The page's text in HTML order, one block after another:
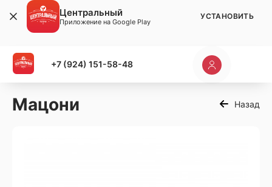
+7 (924) 151-58-48
Мацони Назад
Центральный
Приложение на Google Play
УСТАНОВИТЬ